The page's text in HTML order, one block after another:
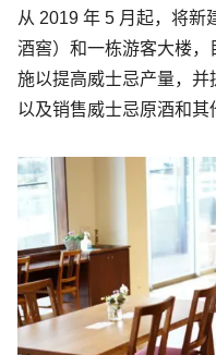
从 2019 年 5 月起，将新
酒窖）和一栋游客大楼
施以提高威士忌产量，并
以及销售威士忌原酒和其